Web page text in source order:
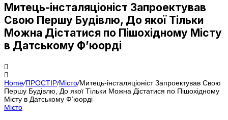
Митець-інсталяціоніст Запроектував
Свою Першу Будівлю, До якої Тільки
Можна Дістатися по Пішохідному Місту
в Датському Ф’юорді
Home/ПРОСТІР/Місто/Митець-інсталяціоніст Запроектував Свою
Першу Будівлю, До якої Тільки Можна Дістатися по Пішохідному
Місту в Датському Ф’юорді
Місто